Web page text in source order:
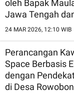
oleh Bapak
Jawa Tengah
24 MAR 2026, 12:10 WIB
Perancangan
Space Berbasis
dengan
di Desa